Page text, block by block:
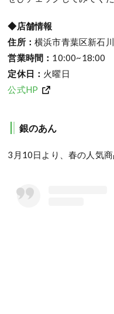
◆店舗情報
住所：横浜市青葉区新石
営業時間： 10:00~18:00
定休日： 火曜日
公式HP
銀のあん
3月10日より、春の人気